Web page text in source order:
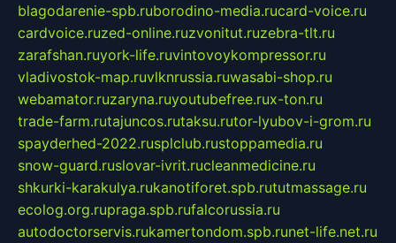
blagodarenie-spb.ruborodino-media.rucard-voice.ru
cardvoice.ruzed-online.ruzvonitut.ruzebra-tlt.ru
zarafshan.ruyork-life.ruvintovoykompressor.ru
vladivostok-map.ruvlknrussia.ruwasabi-shop.ru
webamator.ruzaryna.ruyoutubefree.rux-ton.ru
trade-farm.rutajuncos.rutaksu.rutor-lyubov-i-grom.ru
spayderhed-2022.rusplclub.rustoppamedia.ru
snow-guard.ruslovar-ivrit.rucleanmedicine.ru
shkurki-karakulya.rukanotiforet.spb.rututmassage.ru
ecolog.org.rupraga.spb.rufalcorussia.ru
autodoctorservis.rukamertondom.spb.runet-life.net.ru